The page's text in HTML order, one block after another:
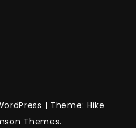
| Theme: Hike
Themes.